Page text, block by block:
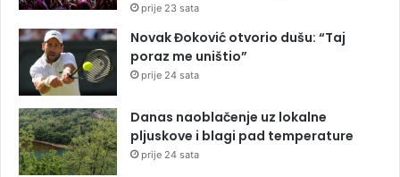
prije 23 sata
Novak Đoković otvorio dušu: “Taj
poraz me uništio”
prije 24 sata
Danas naoblačenje uz lokalne
pljuskove i blagi pad temperature
prije 24 sata